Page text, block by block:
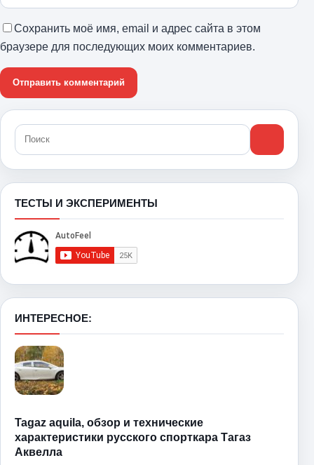
Сохранить моё имя, email и адрес сайта в этом
браузере для последующих моих комментариев.
ТЕСТЫ И ЭКСПЕРИМЕНТЫ
ИНТЕРЕСНОЕ:
Tagaz aquila, обзор и технические
характеристики русского спорткара Тагаз
Аквелла